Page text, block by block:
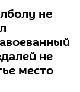
не
не
место